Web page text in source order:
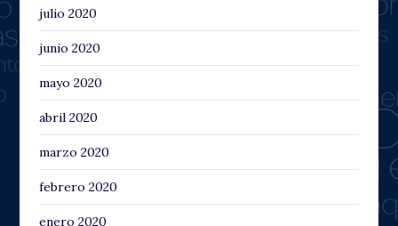
julio 2020
junio 2020
mayo 2020
abril 2020
marzo 2020
febrero 2020
enero 2020